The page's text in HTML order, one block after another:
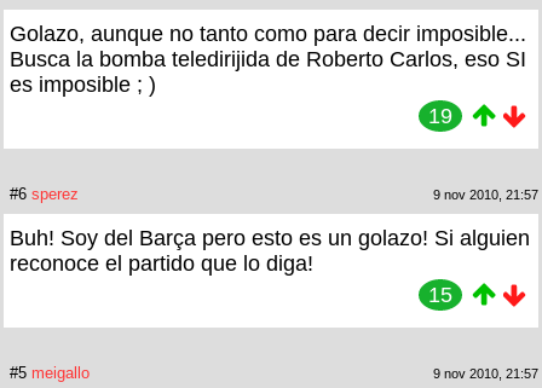
Golazo, aunque no tanto como para decir imposible...
Busca la bomba teledirijida de Roberto Carlos, eso SI
es imposible ; )
19
#6 sperez 9 nov 2010, 21:57
Buh! Soy del Barça pero esto es un golazo! Si alguien
reconoce el partido que lo diga!
15
#5 meigallo 9 nov 2010, 21:57